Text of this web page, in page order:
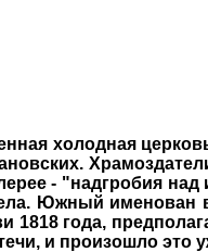
холодная
- "надгробия
Южный именован в
1818 года,
и произошло это